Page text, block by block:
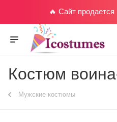
🔥 Сайт продается
Костюм
Мужские костюмы